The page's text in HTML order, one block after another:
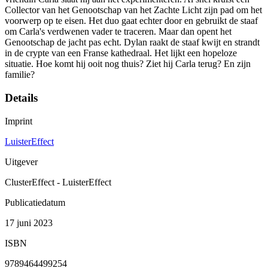
Collector van het Genootschap van het Zachte Licht zijn pad om het
voorwerp op te eisen. Het duo gaat echter door en gebruikt de staaf
om Carla's verdwenen vader te traceren. Maar dan opent het
Genootschap de jacht pas echt. Dylan raakt de staaf kwijt en strandt
in de crypte van een Franse kathedraal. Het lijkt een hopeloze
situatie. Hoe komt hij ooit nog thuis? Ziet hij Carla terug? En zijn
familie?
Details
Imprint
LuisterEffect
Uitgever
ClusterEffect - LuisterEffect
Publicatiedatum
17 juni 2023
ISBN
9789464499254